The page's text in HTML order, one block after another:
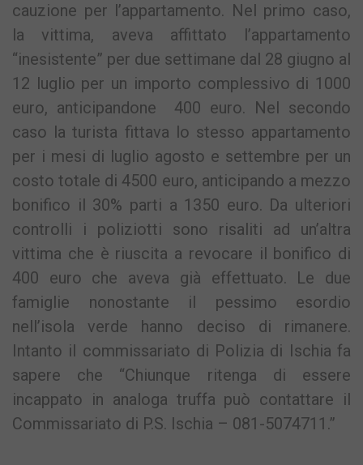
cauzione per l’appartamento. Nel primo caso,
la vittima, aveva affittato l’appartamento
“inesistente” per due settimane dal 28 giugno al
12 luglio per un importo complessivo di 1000
euro, anticipandone 400 euro. Nel secondo
caso la turista fittava lo stesso appartamento
per i mesi di luglio agosto e settembre per un
costo totale di 4500 euro, anticipando a mezzo
bonifico il 30% parti a 1350 euro. Da ulteriori
controlli i poliziotti sono risaliti ad un’altra
vittima che è riuscita a revocare il bonifico di
400 euro che aveva già effettuato. Le due
famiglie nonostante il pessimo esordio
nell’isola verde hanno deciso di rimanere.
Intanto il commissariato di Polizia di Ischia fa
sapere che “Chiunque ritenga di essere
incappato in analoga truffa può contattare il
Commissariato di P.S. Ischia – 081-5074711.”